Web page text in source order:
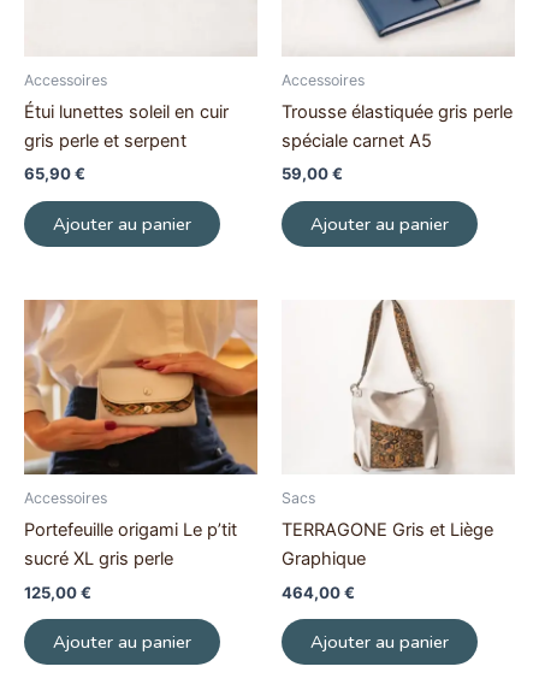
Accessoires
Étui lunettes soleil en cuir
gris perle et serpent
65,90€
Ajouter au panier
Accessoires
Trousse élastiquée gris perle
spéciale carnet A5
59,00€
Ajouter au panier
Accessoires
Portefeuille origami Le p’tit
sucré XL gris perle
125,00€
Ajouter au panier
Sacs
TERRAGONE Gris et Liège
Graphique
464,00€
Ajouter au panier